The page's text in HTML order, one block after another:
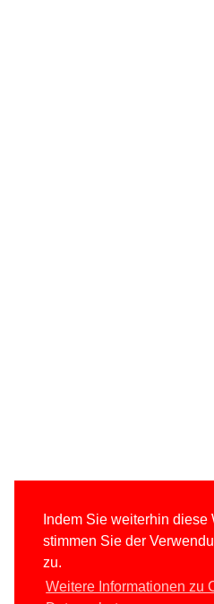
Indem Sie weiterhin diese
stimmen Sie der
zu.
Weitere Informationen zu